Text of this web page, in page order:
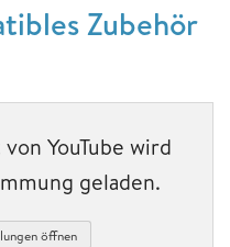
Zubehör
YouTube wird
geladen.
öffnen